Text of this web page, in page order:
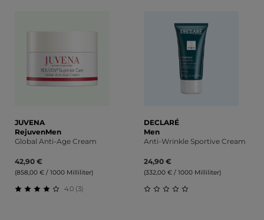
JUVENA
RejuvenMen
Global Anti-Age Cream
42,90 €
(858,00 € / 1000 Milliliter)
4.0 (3)
DECLARÉ
Men
Anti-Wrinkle Sportive Cream
24,90 €
(332,00 € / 1000 Milliliter)